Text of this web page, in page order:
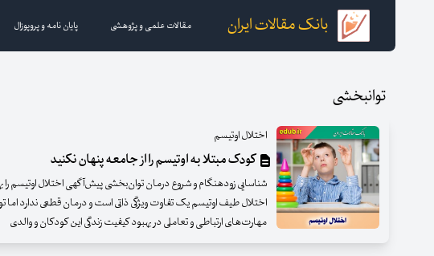
بانک مقالات ایران مقالات علمی و پژوهشی پایان نامه و پروپوزال
توانبخشی
اختلال اوتیسم
کودک مبتلا به اوتیسم را از جامعه پنهان نکنید
شناسایی زودهنگام و شروع درمان توان‌بخشی پیش‌آگهی اختلال اوتیسم
اختلال طیف اوتیسم یک تفاوت ویژگی ذاتی است و درمان قطعی ندارد اما
مهارت‌های ارتباطی و تعاملی در بهبود کیفیت زندگی این کودکان و والدی